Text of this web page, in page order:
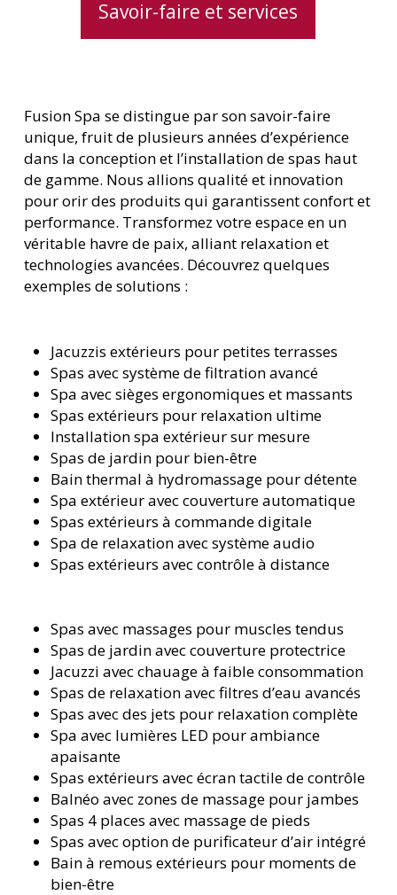
Savoir-faire et services
Fusion Spa se distingue par son savoir-faire
unique, fruit de plusieurs années d’expérience
dans la conception et l’installation de spas haut
de gamme. Nous allions qualité et innovation
pour offrir des produits qui garantissent confort et
performance. Transformez votre espace en un
véritable havre de paix, alliant relaxation et
technologies avancées. Découvrez quelques
exemples de solutions :
Jacuzzis extérieurs pour petites terrasses
Spas avec système de filtration avancé
Spa avec sièges ergonomiques et massants
Spas extérieurs pour relaxation ultime
Installation spa extérieur sur mesure
Spas de jardin pour bien-être
Bain thermal à hydromassage pour détente
Spa extérieur avec couverture automatique
Spas extérieurs à commande digitale
Spa de relaxation avec système audio
Spas extérieurs avec contrôle à distance
Spas avec massages pour muscles tendus
Spas de jardin avec couverture protectrice
Jacuzzi avec chauffage à faible consommation
Spas de relaxation avec filtres d’eau avancés
Spas avec des jets pour relaxation complète
Spa avec lumières LED pour ambiance
apaisante
Spas extérieurs avec écran tactile de contrôle
Balnéo avec zones de massage pour jambes
Spas 4 places avec massage de pieds
Spas avec option de purificateur d’air intégré
Bain à remous extérieurs pour moments de
bien-être